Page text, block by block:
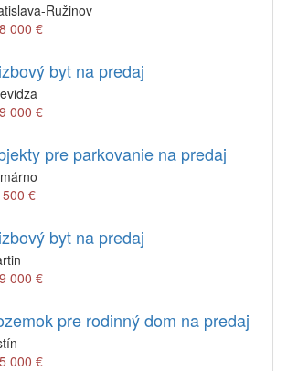
Ružinov
000 €
byt na predaj
000 €
pre parkovanie na predaj
€
byt na predaj
000 €
pre rodinný dom na predaj
000 €